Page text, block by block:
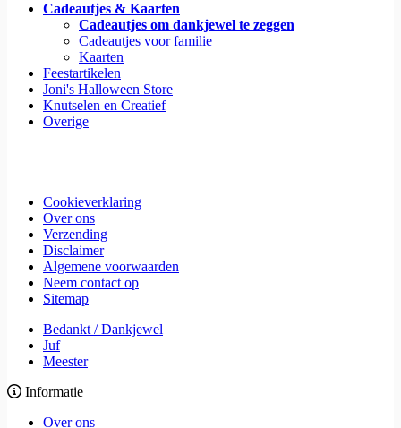
Cadeautjes & Kaarten
Cadeautjes om dankjewel te zeggen
Cadeautjes voor familie
Kaarten
Feestartikelen
Joni's Halloween Store
Knutselen en Creatief
Overige
Cookieverklaring
Over ons
Verzending
Disclaimer
Algemene voorwaarden
Neem contact op
Sitemap
Bedankt / Dankjewel
Juf
Meester
Informatie
Over ons